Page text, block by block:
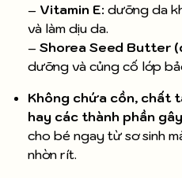
– Vitamin E: dưỡng da
và làm dịu da.
– Shorea Seed Butter
dưỡng và củng cố lớp
Không chứa cồn, chất
hay các thành phần
cho bé ngay từ sơ sinh
nhờn rít.